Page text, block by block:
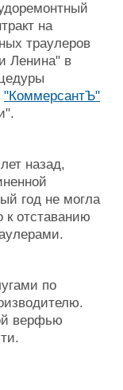
на
траулеров
Ленина" в
"КоммерсантЪ"
назад,
год не могла
к отставанию
по
верфью